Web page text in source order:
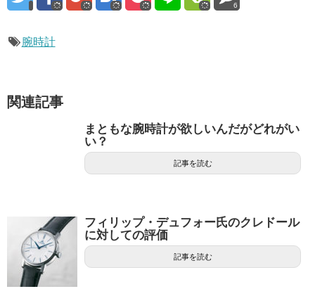
6
腕時計
関連記事
まともな腕時計が欲しいんだがどれがい
い？
記事を読む
フィリップ・デュフォー氏のクレドール
に対しての評価
記事を読む